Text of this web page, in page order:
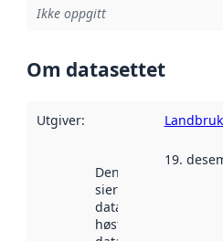
Ikke oppgitt
Om datasettet
Utgiver:
Denne datoen
sier når
datasettet ble
høstet av
19.